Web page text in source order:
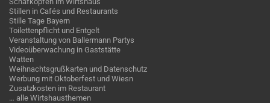
Stillen in Cafés und Restaurants
Stille Tage Bayern
Toilettenpflicht und Entgelt
Veranstaltung von Ballermann Partys
Videoüberwachung in Gaststätte
Watten
Weihnachtsgrußkarten und Datenschutz
Werbung mit Oktoberfest und Wiesn
Zusatzkosten im Restaurant
… alle Wirtshausthemen